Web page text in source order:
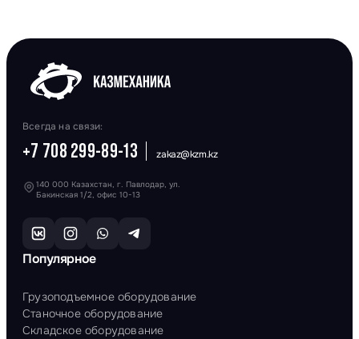
Всегда на связи:
+7 708 299-89-13 zakaz@kzm.kz
140 000 Казахстан, г. Павлодар, ул.
Бакинская 1/2, офис 10-13
Популярное
Грузоподъемное оборудование
Станочное оборудование
Складское оборудование